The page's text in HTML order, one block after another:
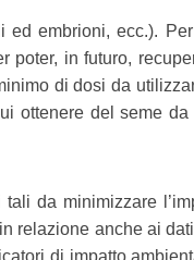
ed embrioni, ecc.).
poter, in futuro,
di dosi da
ottenere del seme
da minimizzare
relazione anche ai
di impatto